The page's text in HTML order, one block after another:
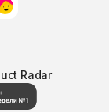
Radar